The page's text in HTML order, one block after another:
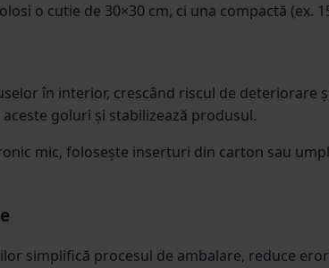
o cutie de 30×30 cm, ci una compactă (ex.
în interior, crescând riscul de deteriorare
goluri și stabilizează produsul.
mic, folosește inserturi din carton sau
simplifică procesul de ambalare, reduce